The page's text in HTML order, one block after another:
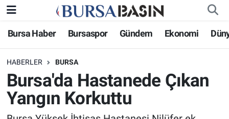
Bursa Haber Bursaspor Gündem Ekonomi
HABERLER BURSA
Bursa'da Hastanede Çıkan
Yangın Korkuttu
Bursa Haber
Genel
Bilim, Teknoloji
Bursa Nöbetçi Eczaneler
Bursa Hava Durumu
Bursa Namaz Vakitleri
Bursa Trafik Yoğunluk Haritası